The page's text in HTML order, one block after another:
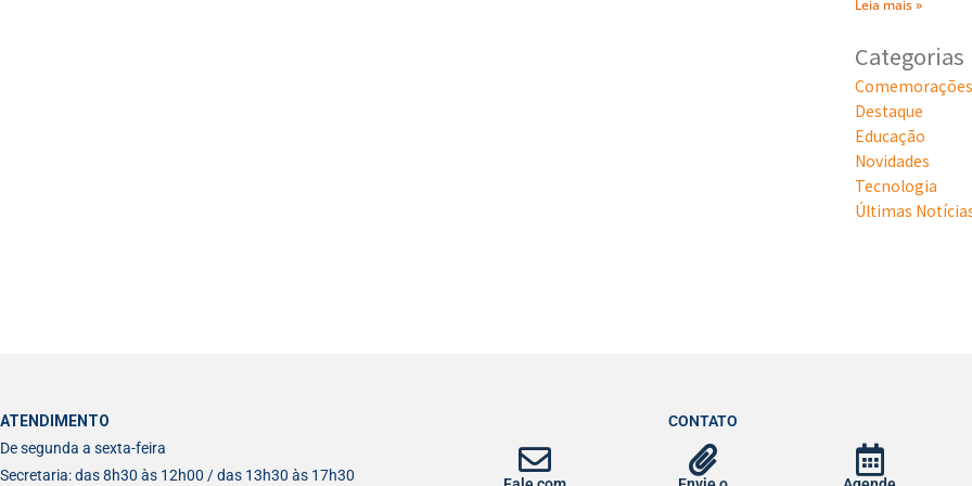
Leia mais »
Categorias
Comemorações
Destaque
Educação
Novidades
Tecnologia
Últimas
ATENDIMENTO
De segunda a sexta-feira
Secretaria: das 8h30 às 12h00 / das 13h30 às 17h30
CONTATO